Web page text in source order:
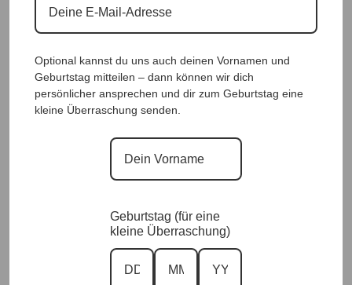
NetzPulli BellaDonna Black |Gr. UNI 36-
48|, Anr.: 4316
Ausverkauft
Optional kannst du uns auch deinen Vornamen und
Geburtstag mitteilen – dann können wir dich
persönlicher ansprechen und dir zum Geburtstag eine
kleine Überraschung senden.
Geburtstag (für eine
kleine Überraschung)